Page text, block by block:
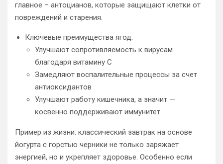
главное – антоцианов, которые защищают клетки от
повреждений и старения.
Ключевые преимущества ягод:
Улучшают сопротивляемость к вирусам
благодаря витамину C
Замедляют воспалительные процессы за счет
антиоксидантов
Улучшают работу кишечника, а значит —
косвенно поддерживают иммунитет
Пример из жизни: классический завтрак на основе
йогурта с горстью черники не только заряжает
энергией, но и укрепляет здоровье. Особенно если